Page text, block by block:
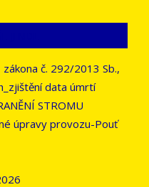
č. 292/2013 Sb.,
data úmrtí
STROMU
úpravy provozu-Pouť